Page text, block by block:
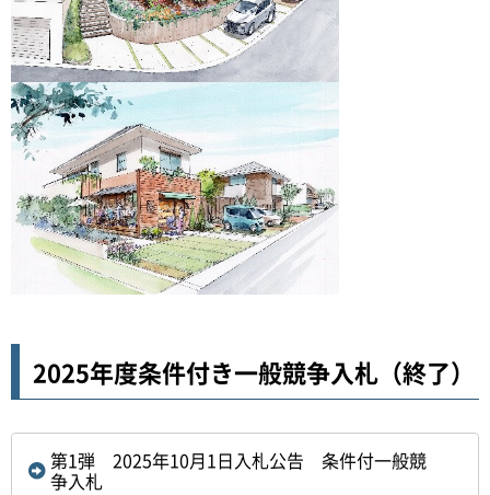
2025年度条件付き一般競争入札（終了）
第1弾 2025年10月1日入札公告 条件付一般競
争入札